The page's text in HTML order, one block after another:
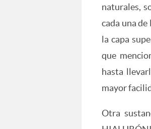
naturales,
cada una
la capa
que
hasta
mayor
Otra